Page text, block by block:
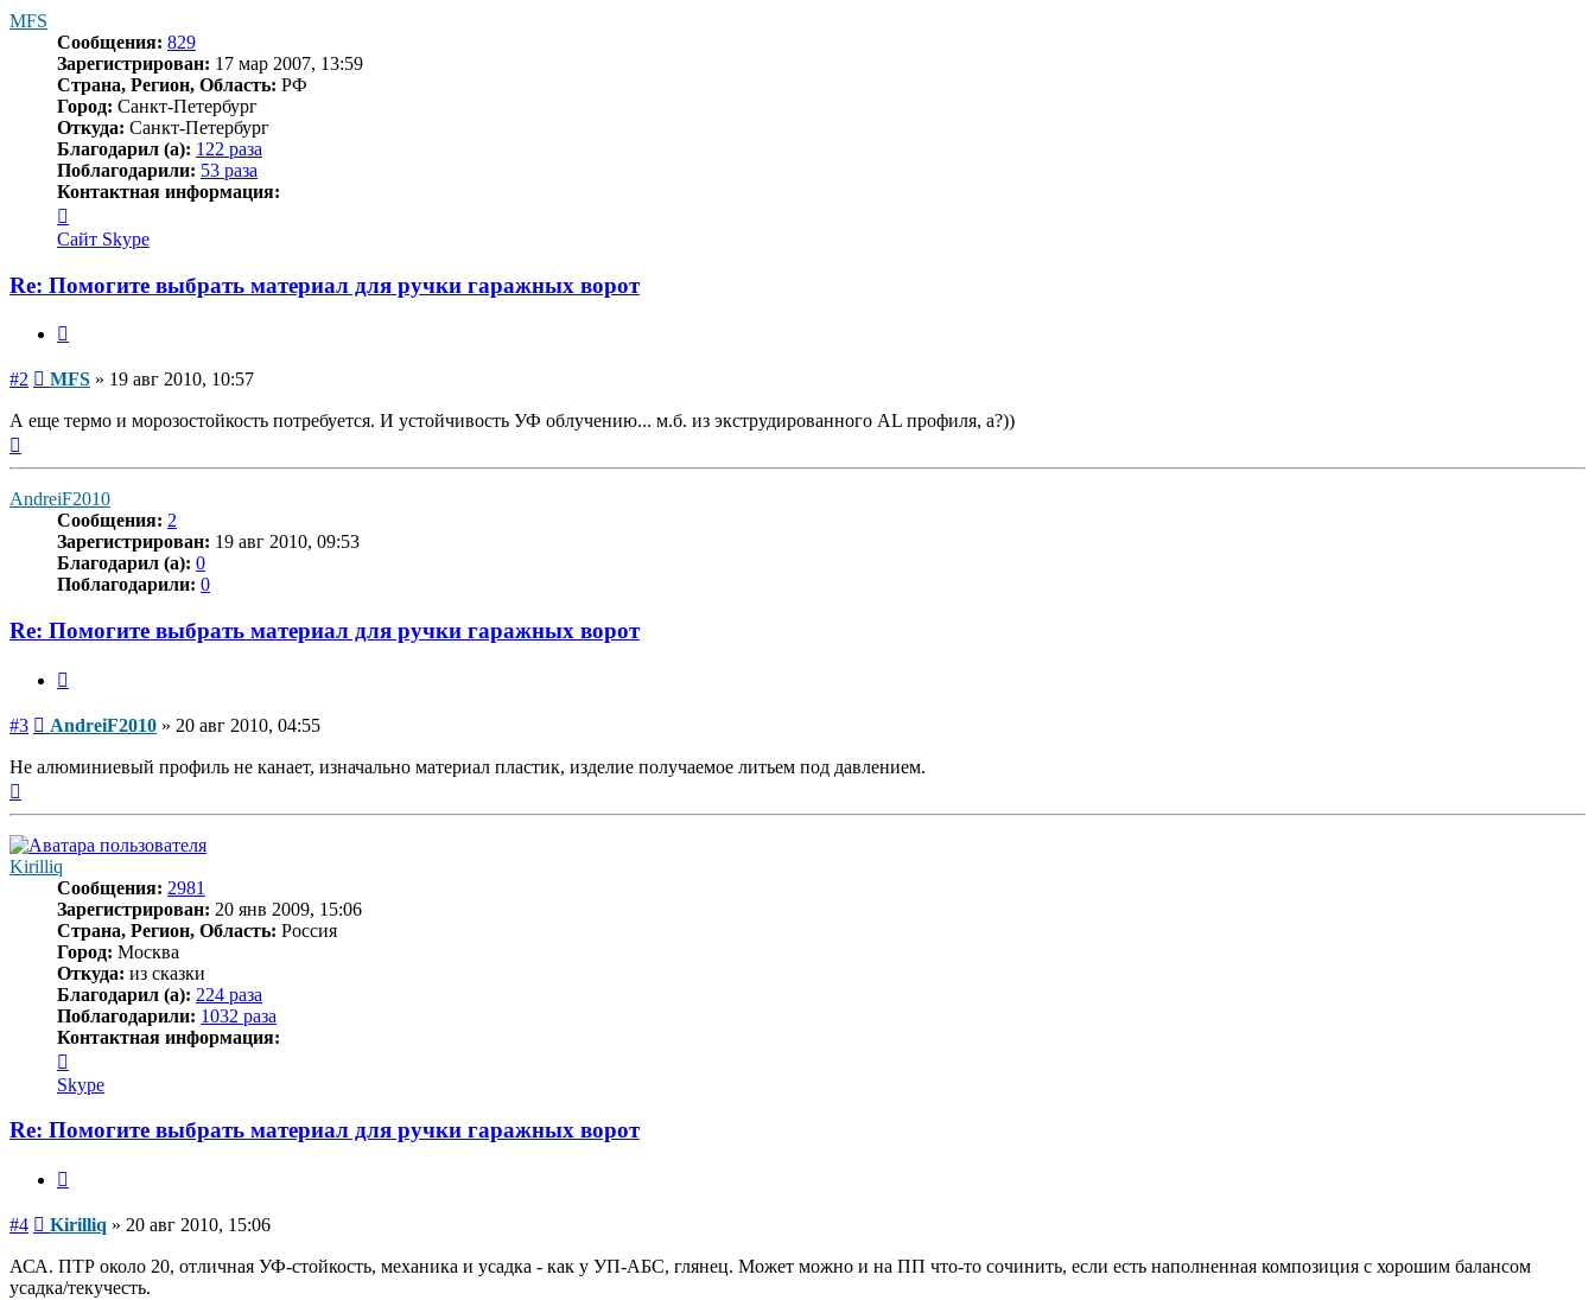
MFS
Сообщения: 829
Зарегистрирован: 17 мар 2007, 13:59
Страна, Регион, Область: РФ
Город: Санкт-Петербург
Откуда: Санкт-Петербург
Благодарил (а): 122 раза
Поблагодарили: 53 раза
Контактная информация:
информация
пользователя
Сайт Skype
Re: Помогите выбрать материал для ручки гаражных ворот
#2 Сообщение
MFS » 19 авг 2010, 10:57
А еще термо и морозостойкость потребуется. И устойчивость УФ облучению... м.б. из экструдированного AL профиля, а?))
AndreiF2010
Сообщения: 2
Зарегистрирован: 19 авг 2010, 09:53
Благодарил (а): 0
Поблагодарили: 0
Re: Помогите выбрать материал для ручки гаражных ворот
#3 Сообщение
AndreiF2010 » 20 авг 2010, 04:55
Не алюминиевый профиль не канает, изначально материал пластик, изделие получаемое литьем под давлением.
Kirilliq
Сообщения: 2981
Зарегистрирован: 20 янв 2009, 15:06
Страна, Регион, Область: Россия
Город: Москва
Откуда: из сказки
Благодарил (а): 224 раза
Поблагодарили: 1032 раза
Контактная информация:
информация
пользователя
Skype
Re: Помогите выбрать материал для ручки гаражных ворот
#4 Сообщение
Kirilliq » 20 авг 2010, 15:06
АСА. ПТР около 20, отличная УФ-стойкость, механика и усадка - как у УП-АБС, глянец. Может можно и на ПП что-то сочинить, если есть наполненная композиция с хорошим балансом
усадка/текучесть.